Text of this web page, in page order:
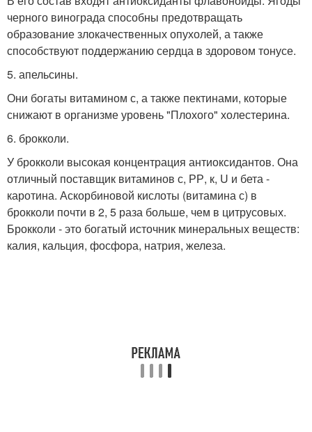
черного винограда способны предотвращать
образование злокачественных опухолей, а также
способствуют поддержанию сердца в здоровом тонусе.
5. апельсины.
Они богаты витамином с, а также пектинами, которые
снижают в организме уровень "Плохого" холестерина.
6. брокколи.
У брокколи высокая концентрация антиоксидантов. Она
отличный поставщик витаминов с, РР, к, U и бета -
каротина. Аскорбиновой кислоты (витамина с) в
брокколи почти в 2, 5 раза больше, чем в цитрусовых.
Брокколи - это богатый источник минеральных веществ:
калия, кальция, фосфора, натрия, железа.